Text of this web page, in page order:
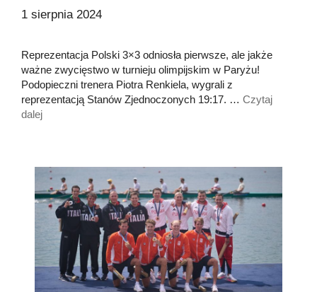
1 sierpnia 2024
Reprezentacja Polski 3×3 odniosła pierwsze, ale jakże
ważne zwycięstwo w turnieju olimpijskim w Paryżu!
Podopieczni trenera Piotra Renkiela, wygrali z
reprezentacją Stanów Zjednoczonych 19:17. … Czytaj
dalej